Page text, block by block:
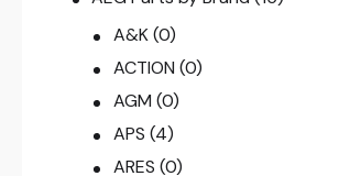
A&K (0)
ACTION (0)
AGM (0)
APS (4)
ARES (0)